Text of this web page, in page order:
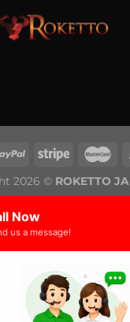
2026 © ROKETTO
Now
us a message!